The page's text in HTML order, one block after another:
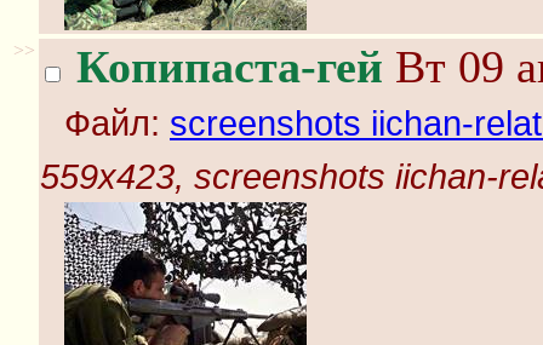
>> Копипаста-гей Вт 09
Файл: screenshots iichan-
559x423, screenshots iichan-